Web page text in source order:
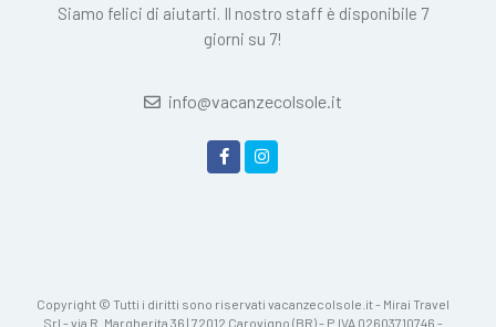
Siamo felici di aiutarti. Il nostro staff è disponibile 7
giorni su 7!
info@vacanzecolsole.it
Copyright © Tutti i diritti sono riservati vacanzecolsole.it - Mirai Travel
Srl - via R. Margherita 36 | 72012 Carovigno (BR) - P.IVA 02603710746 -